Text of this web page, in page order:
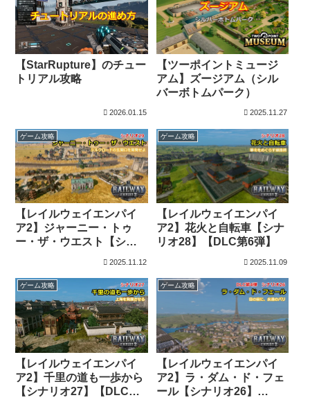
【StarRupture】のチュー
トリアル攻略
2026.01.15
【ツーポイントミュージ
アム】ズージアム（シル
バーボトムパーク）
2025.11.27
ゲーム攻略
【レイルウェイエンパイ
ア2】ジャーニー・トゥ
ー・ザ・ウエスト【シナ
2025.11.12
ゲーム攻略
【レイルウェイエンパイ
ア2】花火と自転車【シナ
リオ28】【DLC第6弾】
2025.11.09
ゲーム攻略
【レイルウェイエンパイ
ア2】千里の道も一歩から
【シナリオ27】【DLC第6
ゲーム攻略
【レイルウェイエンパイ
ア2】ラ・ダム・ド・フェ
ール【シナリオ26】